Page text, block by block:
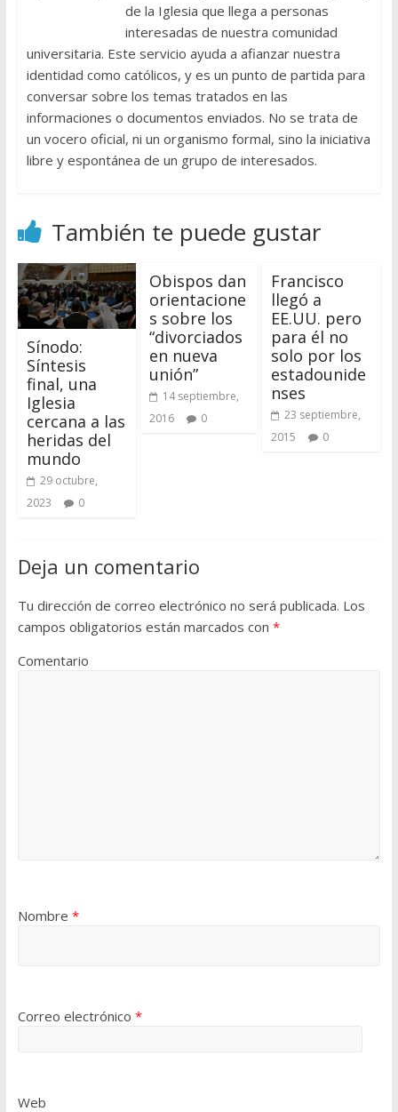
de la Iglesia que llega a personas
interesadas de nuestra comunidad
universitaria. Este servicio ayuda a afianzar nuestra
identidad como católicos, y es un punto de partida para
conversar sobre los temas tratados en las
informaciones o documentos enviados. No se trata de
un vocero oficial, ni un organismo formal, sino la iniciativa
libre y espontánea de un grupo de interesados.
También te puede gustar
Sínodo:
Síntesis
final, una
Iglesia
cercana a las
heridas del
mundo
29 octubre,
2023
0
Obispos dan
orientacione
s sobre los
“divorciados
en nueva
unión”
14 septiembre,
2016
0
Francisco
llegó a
EE.UU. pero
para él no
solo por los
estadounide
nses
23 septiembre,
2015
0
Deja un comentario
Tu dirección de correo electrónico no será publicada. Los
campos obligatorios están marcados con *
Comentario
Nombre *
Correo electrónico *
Web